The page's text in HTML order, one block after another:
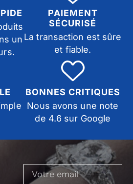
un
PAIEMENT
SÉCURISÉ
La transaction est sûre
et fiable.
BONNES CRITIQUES
Nous avons une note
de 4.6 sur Google